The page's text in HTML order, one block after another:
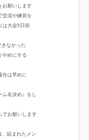
願いします
流や練習を
大会5日前
なかった
めにする
は早めに
名決め』をし
お願いします
組まれたメン